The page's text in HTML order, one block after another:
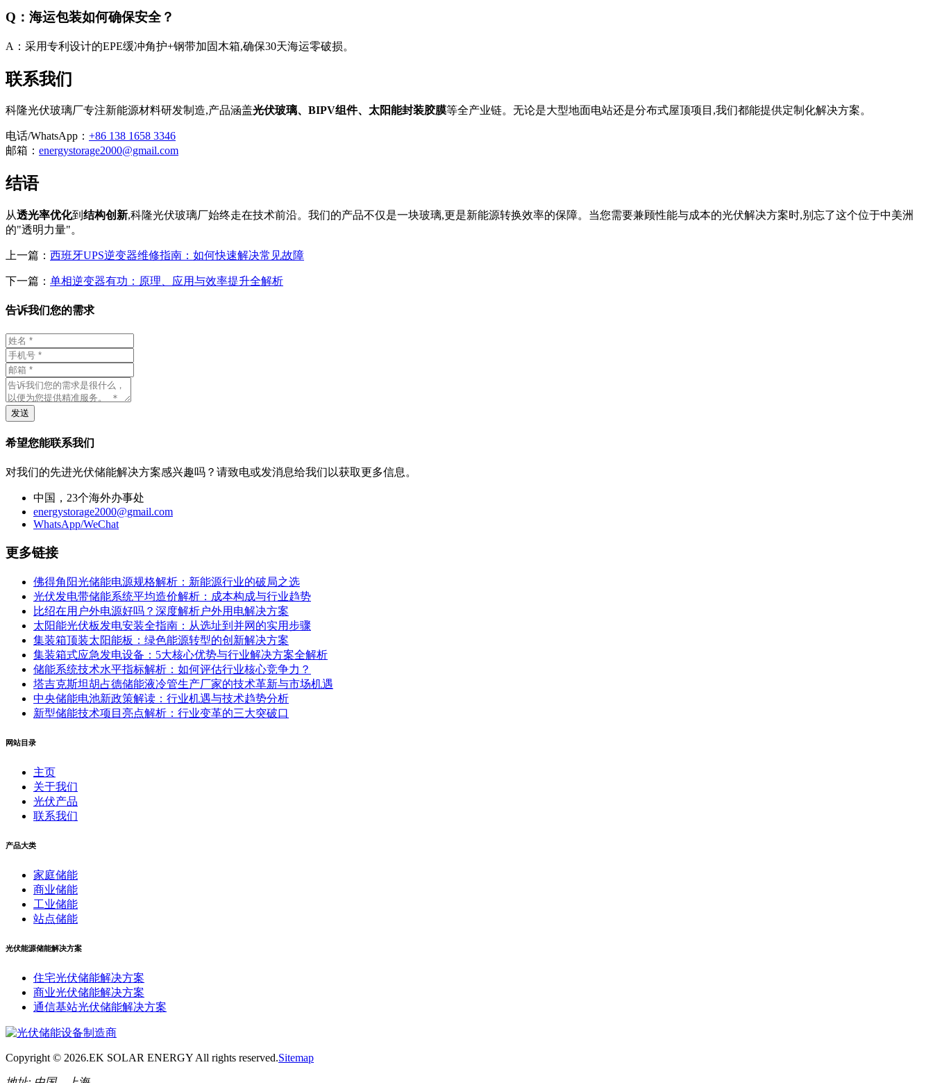
Q：海运包装如何确保安全？
A：采用专利设计的EPE缓冲角护+钢带加固木箱,确保30天海运零破损。
联系我们
科隆光伏玻璃厂专注新能源材料研发制造,产品涵盖光伏玻璃、BIPV组件、太阳能封装胶膜等全产业链。无论是大型地面电站还是分布式屋顶项目,我们都能提供定制化解决方案。
电话/WhatsApp： +86 138 1658 3346
邮箱： energystorage2000@gmail.com
结语
从透光率优化到 结构创新,科隆光伏玻璃厂始终走在技术前沿。我们的产品不仅是一块玻璃,更是新能源转换效率的保障。当您需要兼顾性能与成本的光伏解决方案时,别忘了这个位于中美洲
的"透明力量"。
上一篇： 西班牙UPS逆变器维修指南：如何快速解决常见故障
下一篇： 单相逆变器有功：原理、应用与效率提升全解析
告诉我们您的需求
发送
希望您能联系我们
对我们的先进光伏储能解决方案感兴趣吗？请致电或发消息给我们以获取更多信息。
中国，23个海外办事处
energystorage2000@gmail.com
WhatsApp/WeChat
更多链接
佛得角阳光储能电源规格解析：新能源行业的破局之选
光伏发电带储能系统平均造价解析：成本构成与行业趋势
比绍在用户外电源好吗？深度解析户外用电解决方案
太阳能光伏板发电安装全指南：从选址到并网的实用步骤
集装箱顶装太阳能板：绿色能源转型的创新解决方案
集装箱式应急发电设备：5大核心优势与行业解决方案全解析
储能系统技术水平指标解析：如何评估行业核心竞争力？
塔吉克斯坦胡占德储能液冷管生产厂家的技术革新与市场机遇
中央储能电池新政策解读：行业机遇与技术趋势分析
新型储能技术项目亮点解析：行业变革的三大突破口
网站目录
主页
关于我们
光伏产品
联系我们
产品大类
家庭储能
商业储能
工业储能
站点储能
光伏能源储能解决方案
住宅光伏储能解决方案
商业光伏储能解决方案
通信基站光伏储能解决方案
Copyright © 2026.EK SOLAR ENERGY All rights reserved.Sitemap